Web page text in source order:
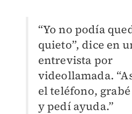
“Yo no podía
quieto”, dice en
entrevista por
videollamada.
el teléfono,
y pedí ayuda.”